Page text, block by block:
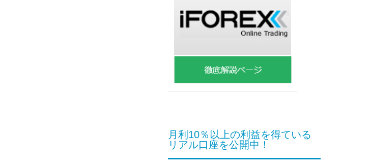
月利10％以上の利益を得ている
リアル口座を公開中！